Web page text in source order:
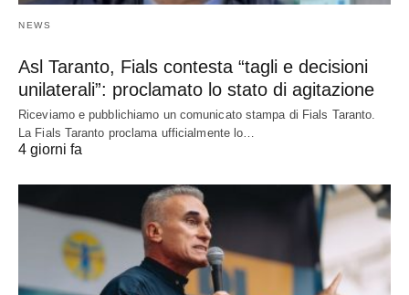
NEWS
Asl Taranto, Fials contesta “tagli e decisioni
unilaterali”: proclamato lo stato di agitazione
Riceviamo e pubblichiamo un comunicato stampa di Fials Taranto.
La Fials Taranto proclama ufficialmente lo…
4 giorni fa